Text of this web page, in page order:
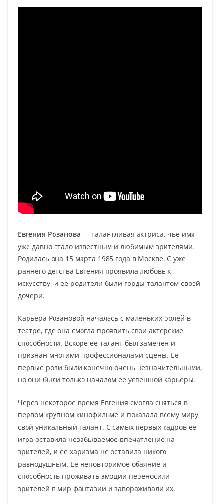
Евгения Розанова — талантливая актриса, чье имя
уже давно стало известным и любимым зрителями.
Родилась она 15 марта 1985 года в Москве. С уже
раннего детства Евгения проявила любовь к
искусству, и ее родители были горды талантом своей
дочери.
Карьера Розановой началась с маленьких ролей в
театре, где она смогла проявить свои актерские
способности. Вскоре ее талант был замечен и
признан многими профессионалами сцены. Ее
первые роли были конечно очень незначительными,
но они были только началом ее успешной карьеры.
Через некоторое время Евгения смогла сняться в
первом крупном кинофильме и показала всему миру
свой уникальный талант. С самых первых кадров ее
игра оставила незабываемое впечатление на
зрителей, и ее харизма не оставила никого
равнодушным. Ее неповторимое обаяние и
способность проживать эмоции переносили
зрителей в мир фантазии и завораживали их.